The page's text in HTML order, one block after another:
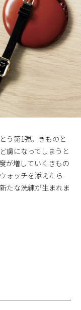
――第1弾。きものと
虜になってしまうと
が増していくきもの
ォッチを添えたら
たな洗練が生まれま